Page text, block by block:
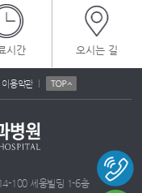
시간 오시는 길
이용약관 |
100 세웅빌딩 1-6층